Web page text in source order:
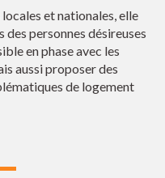
locales et nationales, elle
personnes désireuses
en phase avec les
aussi proposer des
de logement